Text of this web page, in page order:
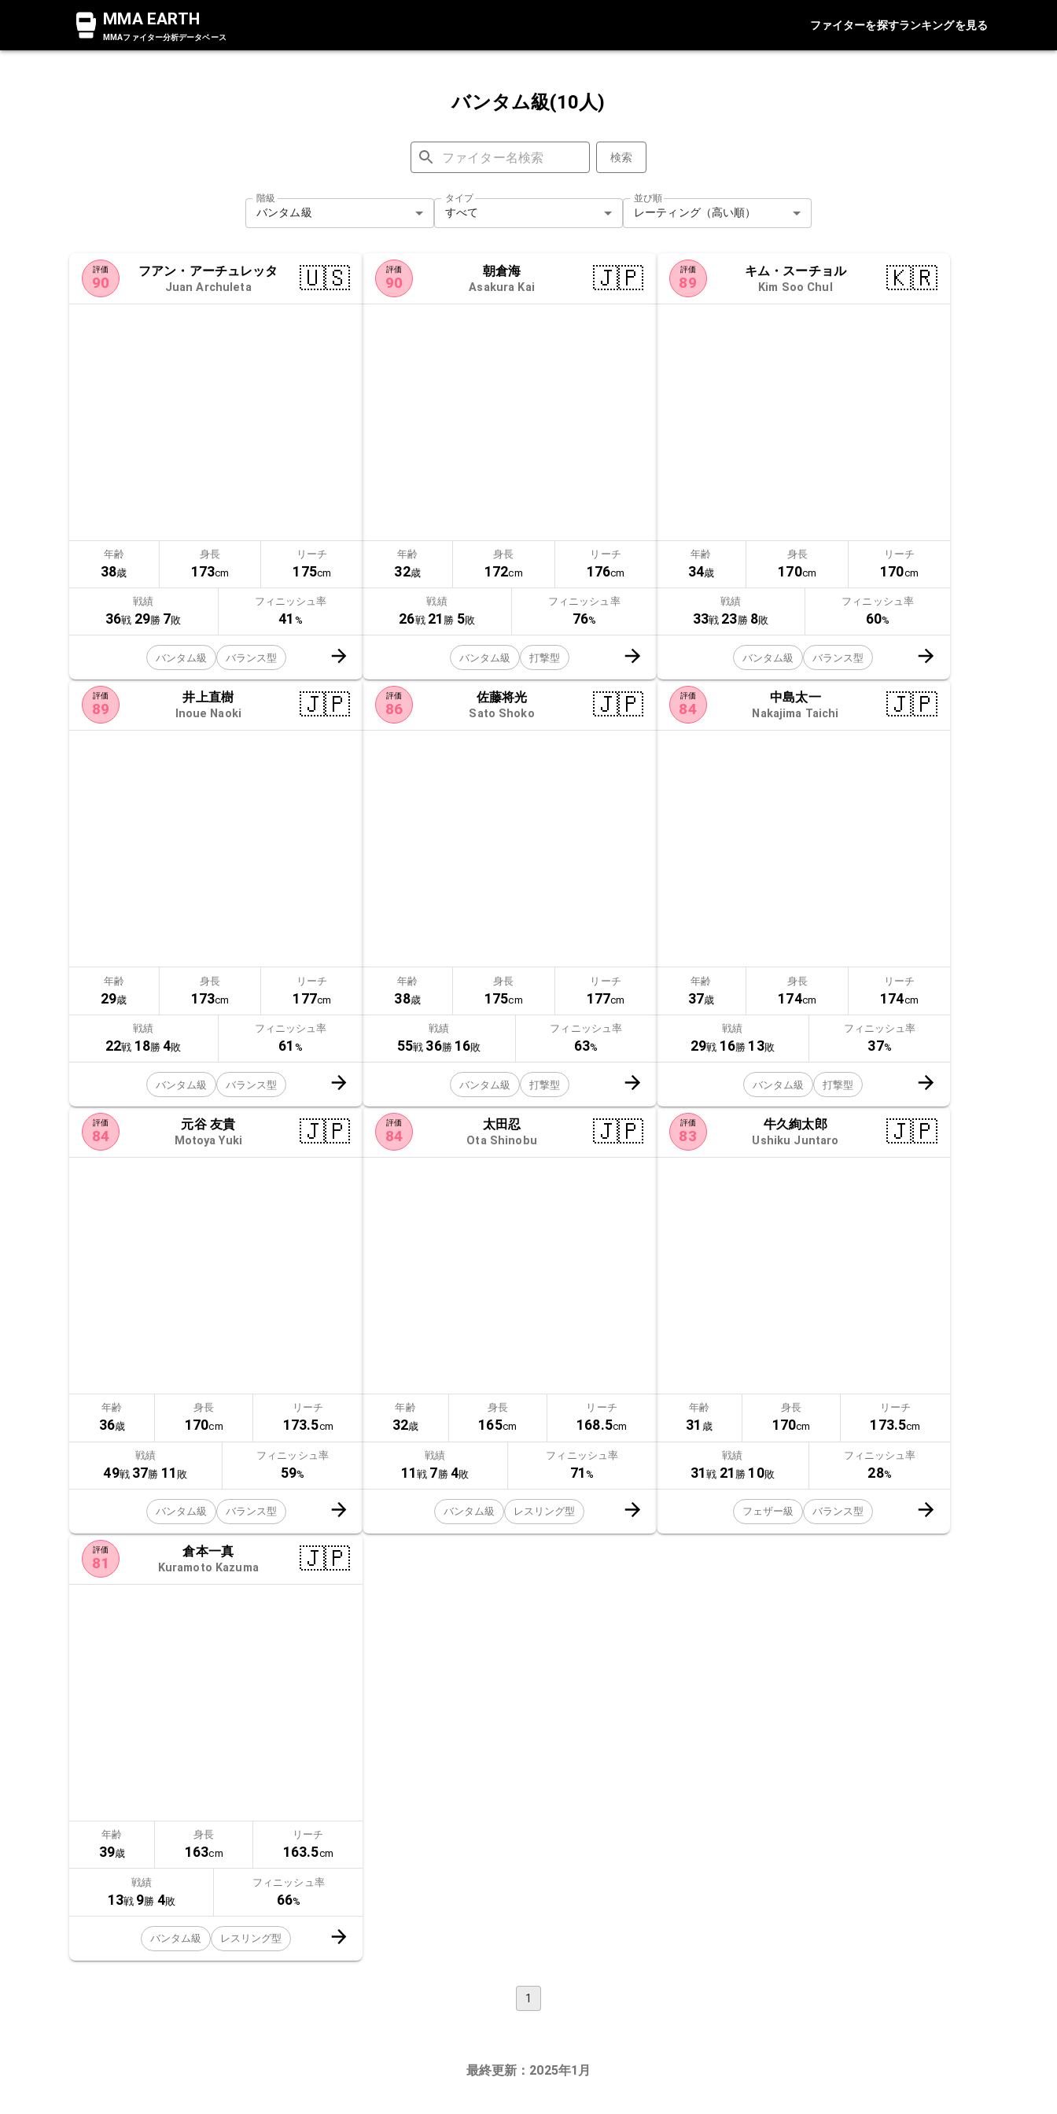
MMA EARTH
MMAファイター分析データベース
ファイターを探すランキングを見る
バンタム級(10人)
検索
階級
バンタム級
タイプ
すべて
並び順
レーティング（高い順）
評価
90
フアン・アーチュレッタ
Juan Archuleta 🇺🇸
年齢
38歳
身長
173cm
リーチ
175cm
戦績
36戦 29勝 7敗
フィニッシュ率
41 %
バンタム級 バランス型
評価
90
朝倉海
Asakura Kai 🇯🇵
年齢
32歳
身長
172cm
リーチ
176cm
戦績
26戦 21 勝 5敗
フィニッシュ率
76%
バンタム級 打撃型
評価
89
キム・スーチョル
Kim Soo Chul 🇰🇷
年齢
34歳
身長
170cm
リーチ
170cm
戦績
33戦 23勝 8敗
フィニッシュ率
60%
バンタム級 バランス型
評価
89
井上直樹
Inoue Naoki 🇯🇵
年齢
29歳
身長
173cm
リーチ
177cm
戦績
22戦 18勝 4敗
フィニッシュ率
61 %
バンタム級 バランス型
評価
86
佐藤将光
Sato Shoko 🇯🇵
年齢
38歳
身長
175cm
リーチ
177cm
戦績
55戦 36勝 16敗
フィニッシュ率
63%
バンタム級 打撃型
評価
84
中島太一
Nakajima Taichi 🇯🇵
年齢
37歳
身長
174cm
リーチ
174cm
戦績
29戦 16勝 13敗
フィニッシュ率
37%
バンタム級 打撃型
評価
84
元谷 友貴
Motoya Yuki 🇯🇵
年齢
36歳
身長
170cm
リーチ
173.5cm
戦績
49戦 37勝 11 敗
フィニッシュ率
59%
バンタム級 バランス型
評価
84
太田忍
Ota Shinobu 🇯🇵
年齢
32歳
身長
165cm
リーチ
168.5cm
戦績
11戦 7 勝 4敗
フィニッシュ率
71%
バンタム級 レスリング型
評価
83
牛久絢太郎
Ushiku Juntaro 🇯🇵
年齢
31 歳
身長
170cm
リーチ
173.5cm
戦績
31戦 21 勝 10敗
フィニッシュ率
28%
フェザー級 バランス型
評価
81
倉本一真
Kuramoto Kazuma 🇯🇵
年齢
39歳
身長
163cm
リーチ
163.5cm
戦績
13戦 9勝 4敗
フィニッシュ率
66%
バンタム級 レスリング型
1
最終更新：2025年1月